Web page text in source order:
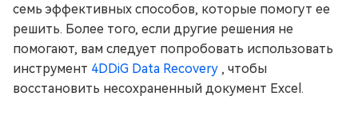
семь эффективных способов, которые помогут ее
решить. Более того, если другие решения не
помогают, вам следует попробовать использовать
инструмент 4DDiG Data Recovery , чтобы
восстановить несохраненный документ Excel.